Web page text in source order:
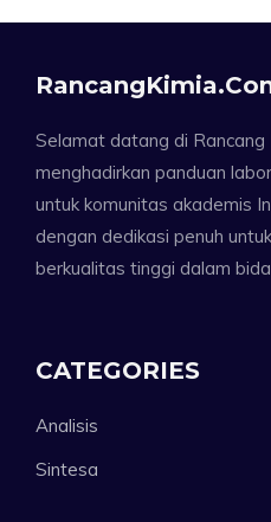
Selamat datang di
menghadirkan panduan
untuk komunitas akademis
dengan dedikasi penuh
berkualitas tinggi dalam
CATEGORIES
Analisis
Sintesa